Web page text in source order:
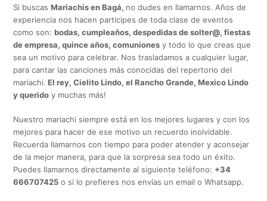
Si buscasMariachis en Bagá, no dudes en llamarnos. Años de
experiencia nos hacen participes de toda clase de eventos
como son:bodas, cumpleaños, despedidas de solter@, fiestas
de empresa, quince años, comuniones y todo lo que creas que
sea un motivo para celebrar. Nos trasladamos a cualquier lugar,
para cantar las canciones más conocidas del repertorio del
mariachi. El rey, Cielito Lindo, el Rancho Grande, Mexico Lindo
y querido y muchas más!
Nuestro mariachi siempre está en los mejores lugares y con los
mejores para hacer de ese motivo un recuerdo inolvidable.
Recuerda llamarnos con tiempo para poder atender y aconsejar
de la mejor manera, para que la sorpresa sea todo un éxito.
Puedes llamarnos directamente al siguiente teléfono: +34
666707425 o si lo prefieres nos envías un email o Whatsapp.